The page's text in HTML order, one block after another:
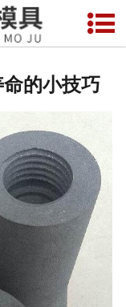
网站首页
闻中心
视频中心
联系我们
的小技巧